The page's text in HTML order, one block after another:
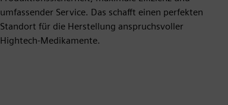
umfassender Service. Das schafft einen perfekten
Standort für die Herstellung anspruchsvoller
Hightech-Medikamente.